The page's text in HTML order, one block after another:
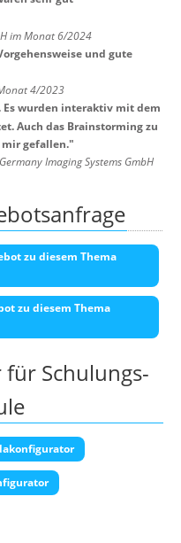
im Monat 6/2024
und gute
4/2023
wurden interaktiv mit dem
Auch das Brainstorming zu
mir gefallen."
Imaging Systems GmbH
zu diesem Thema
zu diesem Thema
Schulungs-